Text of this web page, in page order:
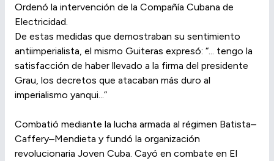
Ordenó la intervención de la Compañía Cubana de
Electricidad.
De estas medidas que demostraban su sentimiento
antiimperialista, el mismo Guiteras expresó: “... tengo la
satisfacción de haber llevado a la firma del presidente
Grau, los decretos que atacaban más duro al
imperialismo yanqui...”
Combatió mediante la lucha armada al régimen Batista–
Caffery–Mendieta y fundó la organización
revolucionaria Joven Cuba. Cayó en combate en El